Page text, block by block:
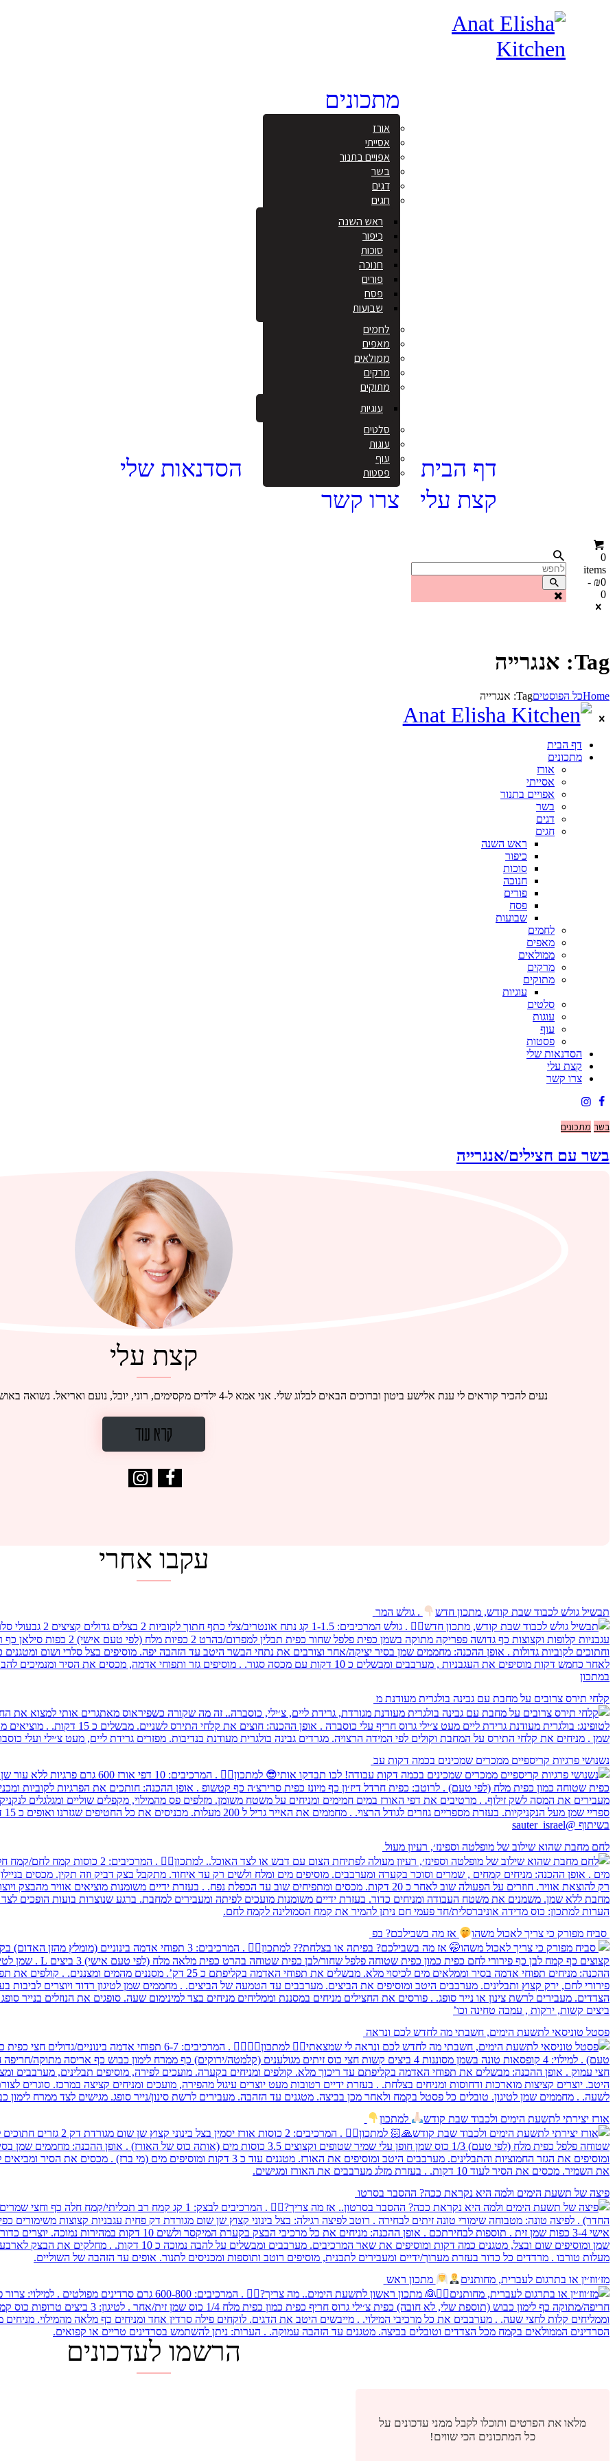
דף הבית
מתכונים
אורז
אסייתי
אפויים בתנור
בשר
דגים
חגים
ראש השנה
כיפור
סוכות
חנוכה
פורים
פסח
שבועות
לחמים
מאפים
ממולאים
מרקים
מתוקים
עוגיות
סלטים
עוגות
עוף
פסטות
הסדנאות שלי
קצת עלי
צרו קשר
0
items
- ₪0
0
Tag: אנגרייה
Homeכל הפוסטיםTag: אנגרייה
דף הבית
מתכונים
אורז
אסייתי
אפויים בתנור
בשר
דגים
חגים
ראש השנה
כיפור
סוכות
חנוכה
פורים
פסח
שבועות
לחמים
מאפים
ממולאים
מרקים
מתוקים
עוגיות
סלטים
עוגות
עוף
פסטות
הסדנאות שלי
קצת עלי
צרו קשר
בשר מתכונים
בשר עם חצילים/אנגרייה
מאז שהחלה המלחמה אנחנו דואגים להביא את חמותי אלינו שתנוח קצת מהאזעקות. היא גרה בחולון ובכל פעם שיש אזעקה היא יוצאת לחדר
והכנתי תבשיל עיראקי אסלי שהיא מכינה לנו בארוחות שישי, תבשיל בשר עם חצילים והמוןןן נענע. אחד הטעימים בפער! לצערי היא החליטה
קצת עלי
נעים להכיר קוראים לי ענת אלישע ביטון וברוכים הבאים לבלוג שלי. אני אמא ל-4 ילדים מקסימים, רוני, יובל, נועם ואריאל. נשואה באושר לניסן. גדלתי בבית מרוקאי שכל המהות שלו היתה אוכל...
קרא עוד
עקבו אחרי
תבשיל גולש לכבוד שבת קודש, מתכון חדש . גולש המר
קלחי תירס צרובים על מחבת עם גבינה בולגרית מעודנת מ
נשנושי פרגיות קריספיים ממכרים שמכינים בכמה דקות עב
לחם מחבת שהוא שילוב של מופלטה וספינז׳, רעיון מעול
⁨ סביח מפורק כי צריך לאכול משהו אז מה בשבילכם? בפ
פסטל טוניסאי לתשעת הימים, חשבתי מה לחדש לכם ונראה
אורז יצירתי לתשעת הימים ולכבוד שבת קודש למתכון
פיצה של תשעת הימים ולמה היא נקראת ככה? ההסבר בסרטו
מז׳ווז׳ין או בתרגום לעברית, מחותנים מתכון ראש
הרשמו לעדכונים